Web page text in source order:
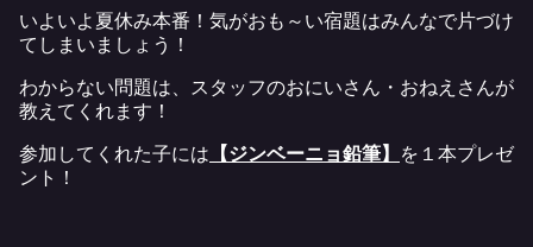
いよいよ夏休み本番！気がおも～い宿題はみんなで片づけ
てしまいましょう！
わからない問題は、スタッフのおにいさん・おねえさんが
教えてくれます！
参加してくれた子には 【ジンベーニョ鉛筆】 を１本プレゼ
ント！